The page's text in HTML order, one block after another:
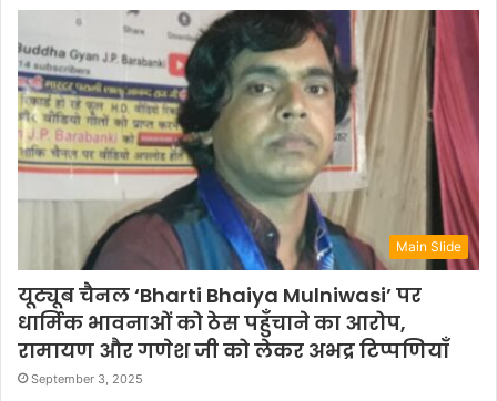
Main Slide
यूट्यूब चैनल ‘Bharti Bhaiya Mulniwasi’ पर
धार्मिक भावनाओं को ठेस पहुँचाने का आरोप,
रामायण और गणेश जी को लेकर अभद्र टिप्पणियाँ
September 3, 2025